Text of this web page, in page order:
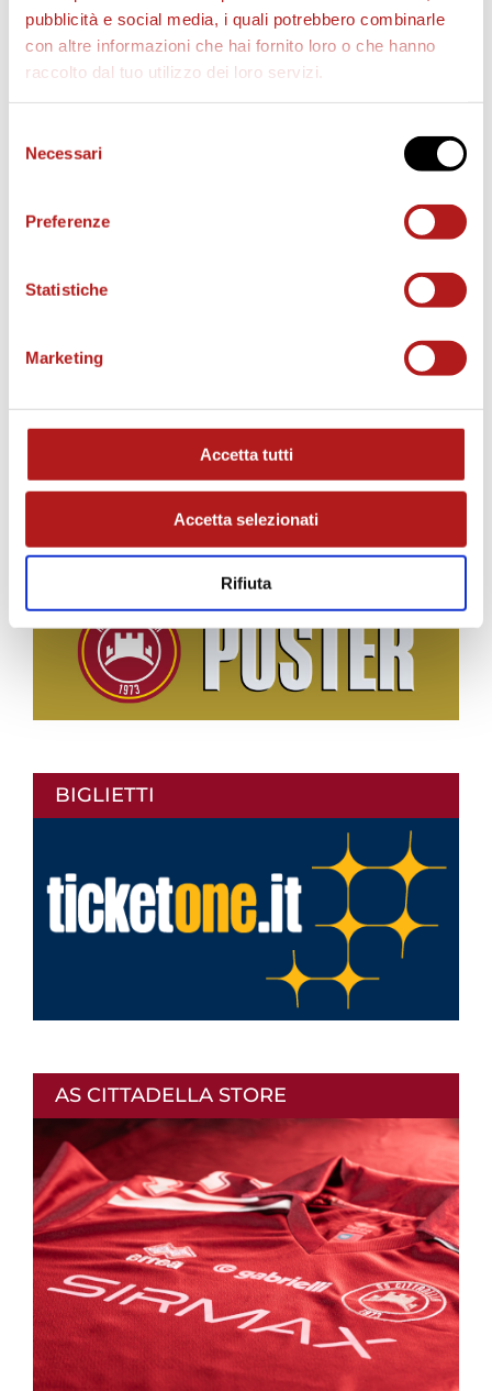
pubblicità e social media, i quali potrebbero combinarle
con altre informazioni che hai fornito loro o che hanno
raccolto dal tuo utilizzo dei loro servizi.
delNecessari
Preferenze
Statistiche
Marketing
Accetta tutti
Accetta selezionati
Rifiuta
BIGLIETTI
AS CITTADELLA STORE